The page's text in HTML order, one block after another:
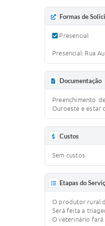
Formas de
Presencial
Presencial: Rua
Documentação
Preenchimento
Ouroeste e estar
Custos
Sem custos.
Etapas do
O produtor rural
Será feita a
O veterinário